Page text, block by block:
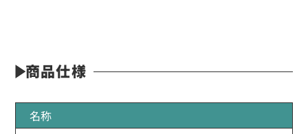
商品仕様
名称